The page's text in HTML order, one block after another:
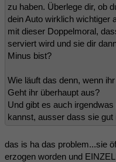
zu haben. Überlege dir, ob
dein Auto wirklich wichtiger
mit dieser Doppelmoral,
serviert wird und sie dir
Minus bist?
Wie läuft das denn, wenn
Geht ihr überhaupt aus?
Und gibt es auch
kannst, ausser dass sie gut
das is ha das problem...sie
erzogen worden und